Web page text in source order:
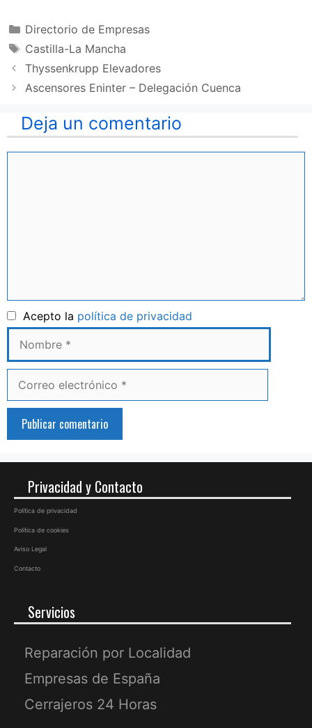
Categorías
Directorio de Empresas
Etiquetas
Castilla-La Mancha
Thyssenkrupp Elevadores
Ascensores Eninter – Delegación Cuenca
Deja un comentario
Acepto la política de privacidad
Privacidad y Contacto
Política de privacidad
Política de cookies
Aviso Legal
Contacto
Servicios
Reparación por Localidad
Empresas de España
Cerrajeros 24 Horas